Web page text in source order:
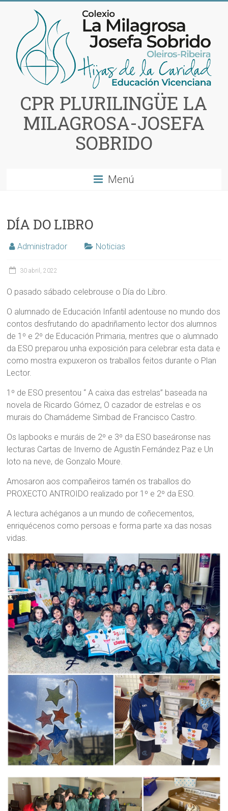
contenido
CPR PLURILINGÜE LA
MILAGROSA-JOSEFA
SOBRIDO
Menú
DÍA DO LIBRO
Administrador Noticias
30 abril, 2022
O pasado sábado celebrouse o Día do Libro.
O alumnado de Educación Infantil adentouse no mundo dos
contos desfrutando do apadriñamento lector dos alumnos
de 1º e 2º de Educación Primaria, mentres que o alumnado
da ESO preparou unha exposición para celebrar esta data e
como mostra expuxeron os traballos feitos durante o Plan
Lector.
1º de ESO presentou “ A caixa das estrelas” baseada na
novela de Ricardo Gómez, O cazador de estrelas e os
murais do Chamádeme Simbad de Francisco Castro.
Os lapbooks e muráis de 2º e 3º da ESO baseáronse nas
lecturas Cartas de Inverno de Agustín Fernández Paz e Un
loto na neve, de Gonzalo Moure.
Amosaron aos compañeiros tamén os traballos do
PROXECTO ANTROIDO realizado por 1º e 2º da ESO.
A lectura achéganos a un mundo de coñecementos,
enriquécenos como persoas e forma parte xa das nosas
vidas.